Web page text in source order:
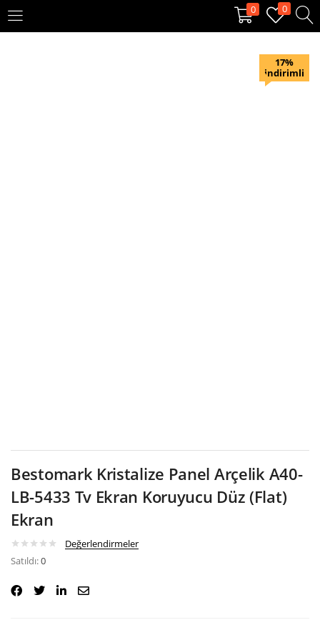
0 0
KAYIT OL
17%
indirimli
Bestomark Kristalize Panel Arçelik A40-
LB-5433 Tv Ekran Koruyucu Düz (Flat)
Ekran
Değerlendirmeler
Satıldı:0